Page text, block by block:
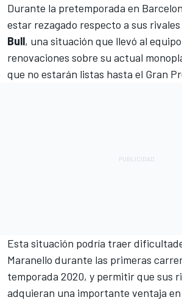
Durante la pretemporada en
estar rezagado respecto a sus rivales
Bull, una situación que llevó al
renovaciones sobre su actual
que no estarán listas hasta el Gran
Esta situación podría traer
Maranello durante las primeras
temporada 2020, y permitir que sus
adquieran una importante ventaja